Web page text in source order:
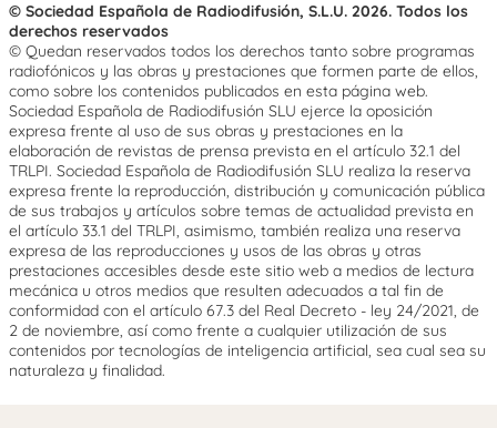
© Sociedad Española de Radiodifusión, S.L.U. 2026. Todos los
derechos reservados
© Quedan reservados todos los derechos tanto sobre programas
radiofónicos y las obras y prestaciones que formen parte de ellos,
como sobre los contenidos publicados en esta página web.
Sociedad Española de Radiodifusión SLU ejerce la oposición
expresa frente al uso de sus obras y prestaciones en la
elaboración de revistas de prensa prevista en el artículo 32.1 del
TRLPI. Sociedad Española de Radiodifusión SLU realiza la reserva
expresa frente la reproducción, distribución y comunicación pública
de sus trabajos y artículos sobre temas de actualidad prevista en
el artículo 33.1 del TRLPI, asimismo, también realiza una reserva
expresa de las reproducciones y usos de las obras y otras
prestaciones accesibles desde este sitio web a medios de lectura
mecánica u otros medios que resulten adecuados a tal fin de
conformidad con el artículo 67.3 del Real Decreto - ley 24/2021, de
2 de noviembre, así como frente a cualquier utilización de sus
contenidos por tecnologías de inteligencia artificial, sea cual sea su
naturaleza y finalidad.